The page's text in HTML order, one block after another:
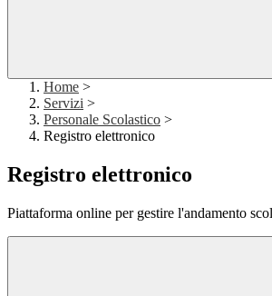
Home >
Servizi >
Personale Scolastico >
Registro elettronico
Registro elettronico
Piattaforma online per gestire l'andamento